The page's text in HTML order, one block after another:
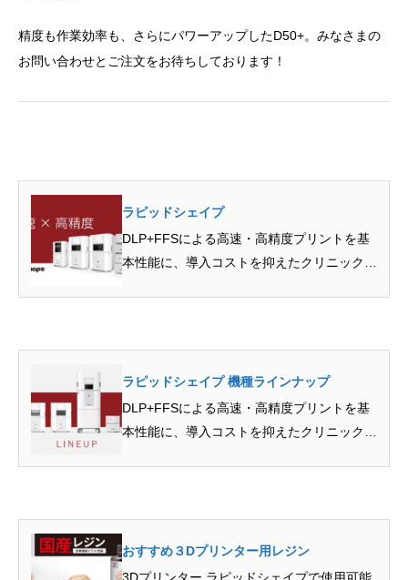
精度も作業効率も、さらにパワーアップしたD50+。みなさまの
お問い合わせとご注文をお待ちしております！
ラピッドシェイプ
DLP+FFSによる高速・高精度プリントを基
本性能に、導入コストを抑えたクリニック用
ラピッドシェイプ 機種ラインナップ
DLP+FFSによる高速・高精度プリントを基
本性能に、導入コストを抑えたクリニック用
おすすめ３Dプリンター用レジン